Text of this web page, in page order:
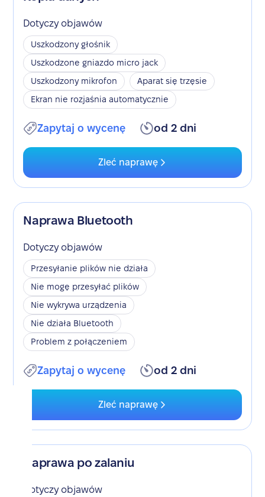
Dotyczy objawów
Uszkodzony głośnik
Uszkodzone gniazdo micro jack
Uszkodzony mikrofon
Aparat się trzęsie
Ekran nie rozjaśnia automatycznie
Zapytaj o wycenę od 2 dni
Zleć naprawę
Naprawa Bluetooth
Dotyczy objawów
Przesyłanie plików nie działa
Nie mogę przesyłać plików
Nie wykrywa urządzenia
Nie działa Bluetooth
Problem z połączeniem
Zapytaj o wycenę od 2 dni
Zleć naprawę
Naprawa po zalaniu
Dotyczy objawów